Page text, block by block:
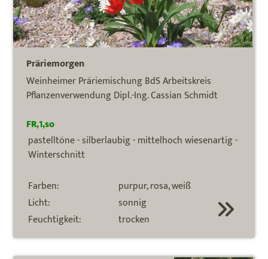
Präriemorgen
Weinheimer Präriemischung BdS Arbeitskreis
Pflanzenverwendung Dipl.-Ing. Cassian Schmidt
FR,1,so
pastelltöne - silberlaubig - mittelhoch wiesenartig -
Winterschnitt
Farben:
purpur, rosa, weiß
Licht:
sonnig
Feuchtigkeit:
trocken